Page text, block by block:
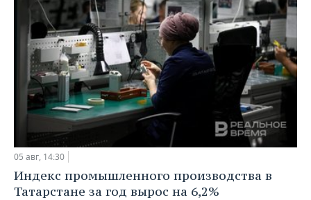
05 авг, 14:30
Индекс промышленного производства в
Татарстане за год вырос на 6,2%